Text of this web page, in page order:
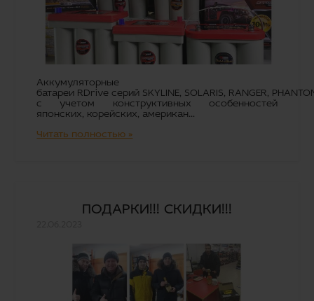
Аккумуляторные
батареи RDrive серий SKYLINE, SOLARIS, RANGER,
с учетом конструктивных особенностей
японских, корейских, американ...
Читать полностью »
ПОДАРКИ!!! СКИДКИ!!!